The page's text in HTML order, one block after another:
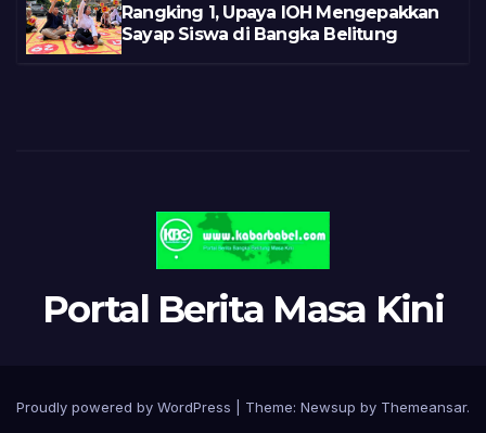
Rangking 1, Upaya IOH Mengepakkan
Sayap Siswa di Bangka Belitung
Portal Berita Masa Kini
Proudly powered by WordPress Theme: Newsup by Themeansar.